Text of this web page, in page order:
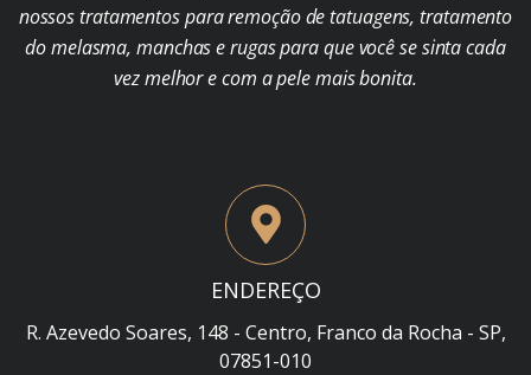
nossos tratamentos para remoção de tatuagens, tratamento
do melasma, manchas e rugas para que você se sinta cada
vez melhor e com a pele mais bonita.
ENDEREÇO
R. Azevedo Soares, 148 - Centro, Franco da Rocha - SP,
07851-010